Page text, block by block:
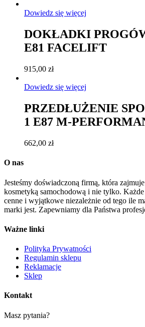
Dowiedz się więcej
DOKŁADKI
E81 FACELIFT
915,00 zł
Dowiedz się więcej
PRZEDŁUŻENIE
1 E87 M-
662,00 zł
O nas
Jesteśmy doświadczoną firmą, która
kosmetyką samochodową i nie tylko.
cenne i wyjątkowe niezależnie od tego ile
marki jest. Zapewniamy dla Państwa
Ważne linki
Polityka Prywatności
Regulamin sklepu
Reklamacje
Sklep
Kontakt
Masz pytania?